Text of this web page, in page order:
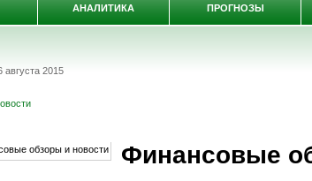
августа 2015
Финансовые
АНАЛИТИКА ПРОГНОЗЫ